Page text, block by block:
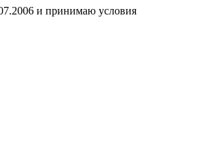
и принимаю условия